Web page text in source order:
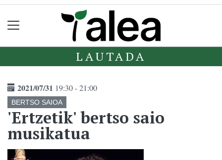
LAUTADA
2021/07/31 19:30 - 21:00
BERTSO SAIOA
'Ertzetik' bertso saio
musikatua